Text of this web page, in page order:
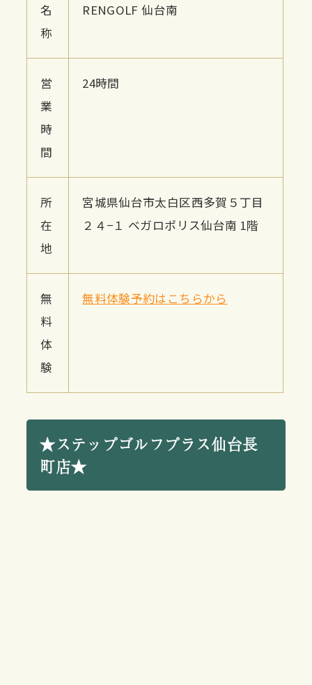
名
称
RENGOLF 仙台南
営
業
時
間
24時間
所
在
地
宮城県仙台市太白区西多賀５丁目
２４−１ ベガロポリス仙台南 1階
無
料
体
験
無料体験予約はこちらから
★ステップゴルフプラス仙台長
町店★